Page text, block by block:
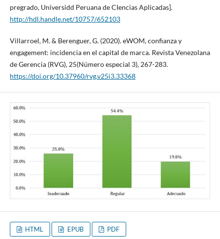
pregrado, Universidd Peruana de CIencias Aplicadas].
http://hdl.handle.net/10757/652103
Villarroel, M. & Berenguer, G. (2020). eWOM, confianza y
engagement: incidencia en el capital de marca. Revista Venezolana
de Gerencia (RVG), 25(Número especial 3), 267-283.
https://doi.org/10.37960/rvg.v25i3.33368
HTML EPUB PDF